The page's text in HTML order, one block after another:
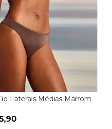
À SACOLA
Laterais Médias Marrom
,90